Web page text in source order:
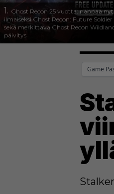
1. Ghost Recon 25 vuotta: nappaa nyt
ilmaiseksi Ghost Recon: Future Soldier
sekä merkittävä Ghost Recon
päivitys
Game